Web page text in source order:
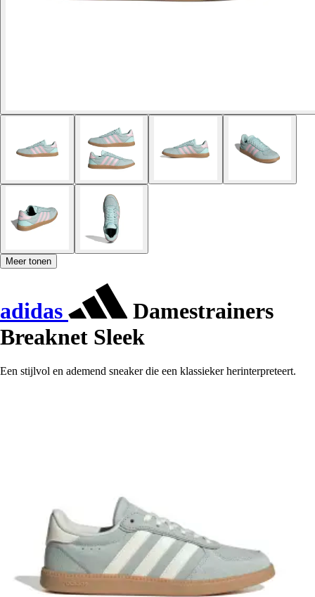
Meer tonen
adidas
Damestrainers
Breaknet Sleek
Een stijlvol en ademend sneaker die een klassieker herinterpreteert.